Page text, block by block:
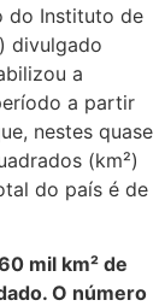
do Instituto de
divulgado
a
a partir
nestes quase
(km²)
do país é de
mil km² de
O número